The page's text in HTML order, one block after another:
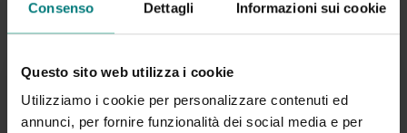
Consenso Dettagli Informazioni sui cookie
Questo sito web utilizza i cookie
Utilizziamo i cookie per personalizzare contenuti ed
annunci, per fornire funzionalità dei social media e per